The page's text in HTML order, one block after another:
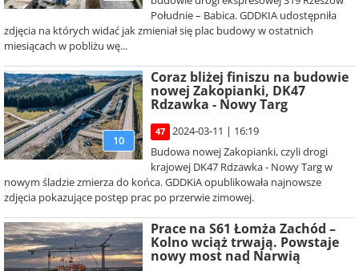
Południe – Babica. GDDKIA udostępniła
zdjęcia na których widać jak zmieniał się plac budowy w ostatnich
miesiącach w pobliżu wę...
10
Coraz bliżej finiszu na budowie
nowej Zakopianki, DK47
Rdzawka - Nowy Targ
47
2024-03-11 | 16:19
Budowa nowej Zakopianki, czyli drogi
krajowej DK47 Rdzawka - Nowy Targ w
nowym śladzie zmierza do końca. GDDKiA opublikowała najnowsze
zdjęcia pokazujące postęp prac po przerwie zimowej.
Prace na S61 Łomża Zachód –
Kolno wciąż trwają. Powstaje
nowy most nad Narwią